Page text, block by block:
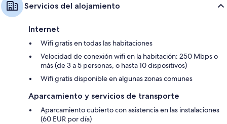
Servicios del alojamiento
Internet
Wifi gratis en todas las habitaciones
Velocidad de conexión wifi en la habitación: 250 Mbps o
más (de 3 a 5 personas, o hasta 10 dispositivos)
Wifi gratis disponible en algunas zonas comunes
Aparcamiento y servicios de transporte
Aparcamiento cubierto con asistencia en las instalaciones
(60 EUR por día)